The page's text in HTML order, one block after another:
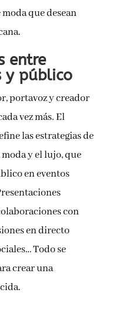
moda que desean
entre
y público
portavoz y creador
vez más. El
las estrategias de
y el lujo, que
en eventos
con
en directo
Todo se
crear una